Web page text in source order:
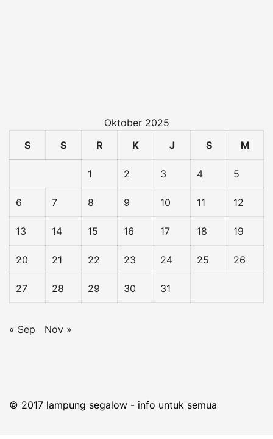
Oktober 2025
S
S R K J S M
1 2 3 4 5
6 7 8 9 10 11 12
13 14 15 16 17 18 19
20 21 22 23 24 25 26
27 28 29 30 31
« Sep Nov »
© 2017 lampung segalow - info untuk semua